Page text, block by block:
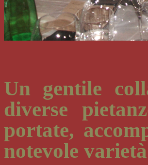
Un gentile
diverse
portate,
notevole